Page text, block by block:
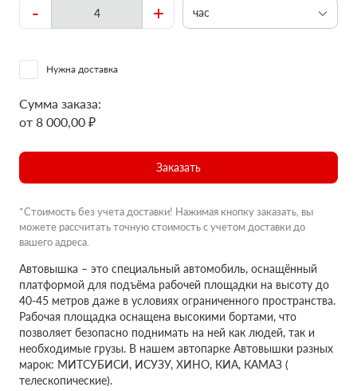
- + час
Нужна доставка
Сумма заказа:
от 8 000,00 ₽
Заказать
*Стоимость без учета доставки! Нажимая кнопку заказать, вы
можете рассчитать точную стоимость с учетом доставки до
вашего адреса.
Автовышка – это специальный автомобиль, оснащённый
платформой для подъёма рабочей площадки на высоту до
40-45 метров даже в условиях ограниченного пространства.
Рабочая площадка оснащена высокими бортами, что
позволяет безопасно поднимать на ней как людей, так и
необходимые грузы. В нашем автопарке Автовышки разных
марок: МИТСУБИСИ, ИСУЗУ, ХИНО, КИА, КАМАЗ (
телескопические).